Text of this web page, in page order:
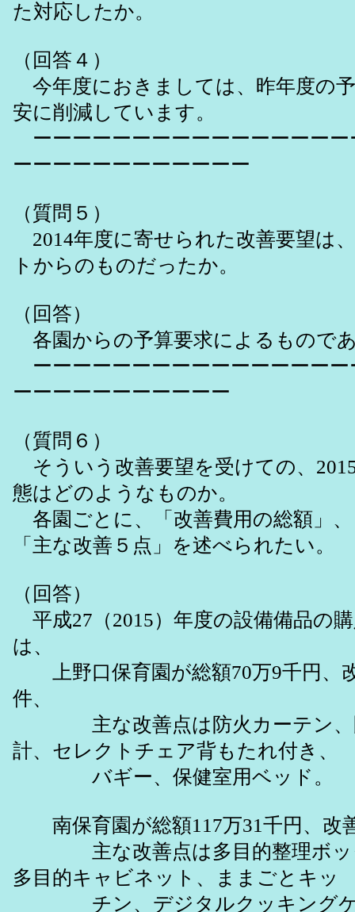
た対応したか。
（回答４）
今年度におきましては、昨年度の
安に削減しています。
ーーーーーーーーーーーーーーーー
ーーーーーーーーーーーー
（質問５）
2014年度に寄せられた改善要望は
トからのものだったか。
（回答）
各園からの予算要求によるもので
ーーーーーーーーーーーーーーーー
ーーーーーーーーーーー
（質問６）
そういう改善要望を受けての、
態はどのようなものか。
各園ごとに、「改善費用の総額」
「主な改善５点」を述べられたい。
（回答）
平成27（2015）年度の設備備品の
は、
上野口保育園が総額70万9千円、
件、
主な改善点は防火カーテン、
計、セレクトチェア背もたれ付き、
バギー、保健室用ベッド。
南保育園が総額117万31千円、改
主な改善点は多目的整理ボッ
多目的キャビネット、ままごとキッ
チン、デジタルクッキングケ